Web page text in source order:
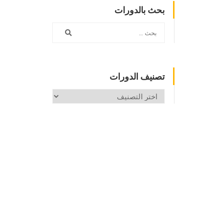
بحث بالدورات
تصنيف الدورات
تصنيف